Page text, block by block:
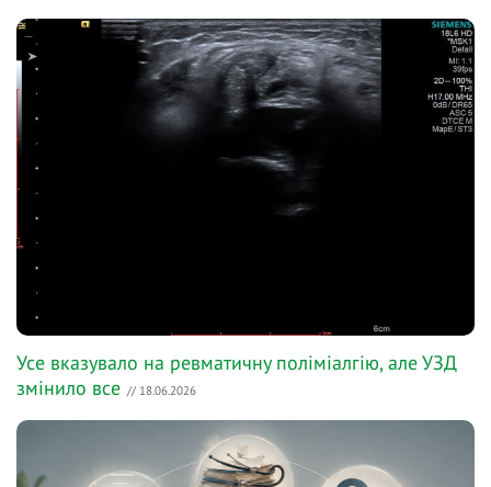
Усе вказувало на ревматичну поліміалгію, але УЗД
змінило все // 18.06.2026